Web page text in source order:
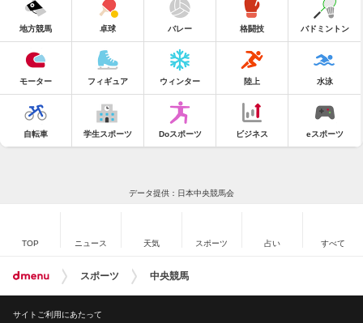
地方競馬 卓球 バレー 格闘技 バドミントン
モーター フィギュア ウィンター 陸上 水泳
自転車 学生スポーツ Doスポーツ ビジネス eスポーツ
データ提供：日本中央競馬会
TOP ニュース 天気 スポーツ 占い すべて
スポーツ 中央競馬
サイトご利用にあたって